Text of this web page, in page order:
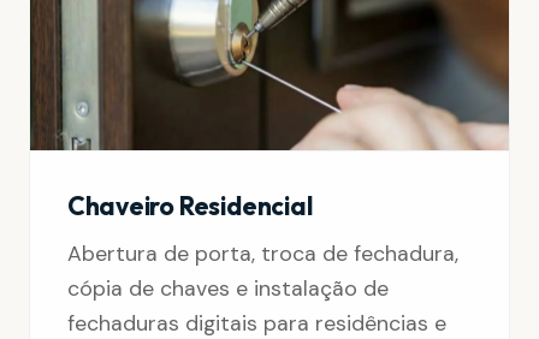
Chaveiro Residencial
Abertura de porta, troca de fechadura,
cópia de chaves e instalação de
fechaduras digitais para residências e